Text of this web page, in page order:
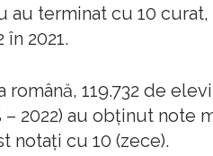
terminat cu 10
2021.
119.732 de
– 2022) au obținut note
notați cu 10 (zece).